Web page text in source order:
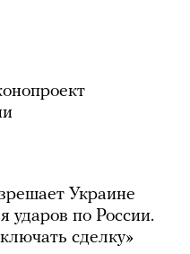
Украине
ударов по России.
сделку»